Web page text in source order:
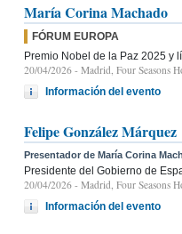
María Corina Machado
FÓRUM EUROPA
Premio Nobel de la Paz 2025 y
20/04/2026 - Madrid, Four Seasons
Información del evento
Felipe González Márquez
Presentador de María Corina
Presidente del Gobierno de
20/04/2026 - Madrid, Four Seasons
Información del evento